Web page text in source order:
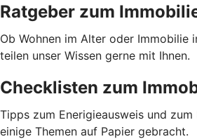
Ratgeber zum
Ob Wohnen im Alter oder Immobilie
teilen unser Wissen gerne mit Ihnen.
Checklisten zum
Tipps zum Enerigieausweis und zum
einige Themen auf Papier gebracht.